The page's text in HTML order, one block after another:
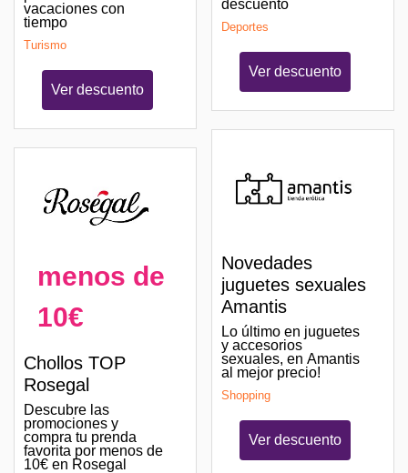
vacaciones con
tiempo
Turismo
Ver descuento
menos de
10€
Chollos TOP
Rosegal
Descubre las
promociones y
compra tu prenda
favorita por menos de
10€ en Rosegal
descuento
Deportes
Ver descuento
Novedades
juguetes sexuales
Amantis
Lo último en juguetes
y accesorios
sexuales, en Amantis
al mejor precio!
Shopping
Ver descuento